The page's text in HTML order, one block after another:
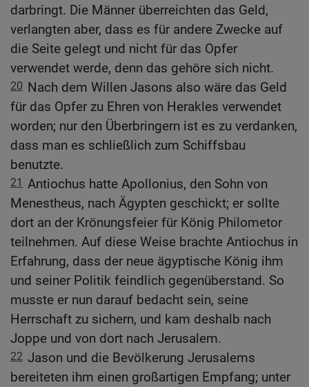
darbringt. Die Männer überreichten das Geld,
verlangten aber, dass es für andere Zwecke auf
die Seite gelegt und nicht für das Opfer
verwendet werde, denn das gehöre sich nicht.
20 Nach dem Willen Jasons also wäre das Geld
für das Opfer zu Ehren von Herakles verwendet
worden; nur den Überbringern ist es zu verdanken,
dass man es schließlich zum Schiffsbau
benutzte.
21 Antiochus hatte Apollonius, den Sohn von
Menestheus, nach Ägypten geschickt; er sollte
dort an der Krönungsfeier für König Philometor
teilnehmen. Auf diese Weise brachte Antiochus in
Erfahrung, dass der neue ägyptische König ihm
und seiner Politik feindlich gegenüberstand. So
musste er nun darauf bedacht sein, seine
Herrschaft zu sichern, und kam deshalb nach
Joppe und von dort nach Jerusalem.
22 Jason und die Bevölkerung Jerusalems
bereiteten ihm einen großartigen Empfang; unter